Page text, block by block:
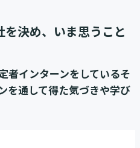
を決め、いま思うこと
者インターンをしているそ
を通して得た気づきや学び